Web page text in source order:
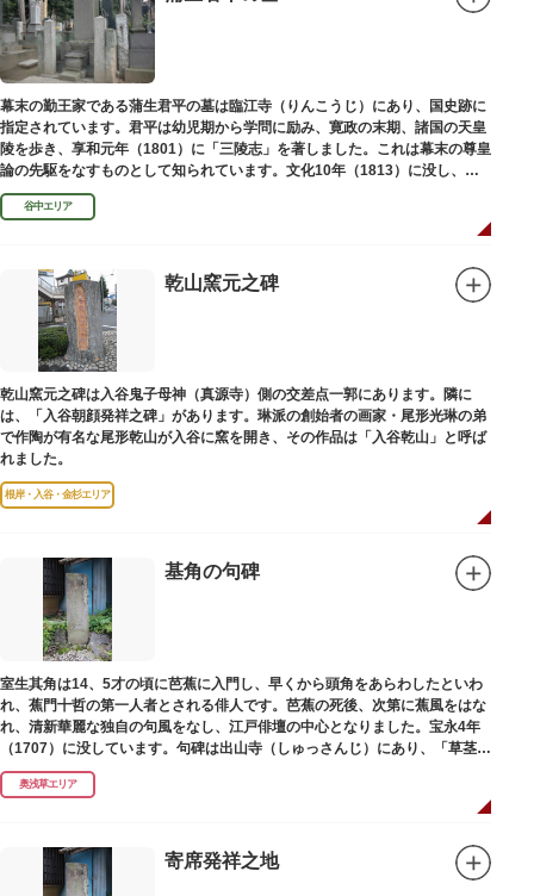
幕末の勤王家である蒲生君平の墓は臨江寺（りんこうじ）にあり、国史跡に
指定されています。君平は幼児期から学問に励み、寛政の末期、諸国の天皇
陵を歩き、享和元年（1801）に「三陵志」を著しました。これは幕末の尊皇
論の先駆をなすものとして知られています。文化10年（1813）に没し、高
山彦三郎や林子平と共に「寛政三奇人」の一人にあげられています。
谷中エリア
乾山窯元之碑
乾山窯元之碑は入谷鬼子母神（真源寺）側の交差点一郭にあります。隣に
は、「入谷朝顔発祥之碑」があります。琳派の創始者の画家・尾形光琳の弟
で作陶が有名な尾形乾山が入谷に窯を開き、その作品は「入谷乾山」と呼ば
れました。
根岸・入谷・金杉エリア
基角の句碑
室生其角は14、5才の頃に芭蕉に入門し、早くから頭角をあらわしたといわ
れ、蕉門十哲の第一人者とされる俳人です。芭蕉の死後、次第に蕉風をはな
れ、清新華麗な独自の句風をなし、江戸俳壇の中心となりました。宝永4年
（1707）に没しています。句碑は出山寺（しゅっさんじ）にあり、「草茎を
つつむ葉もなき 雲間哉」と刻まれています。
奥浅草エリア
寄席発祥之地